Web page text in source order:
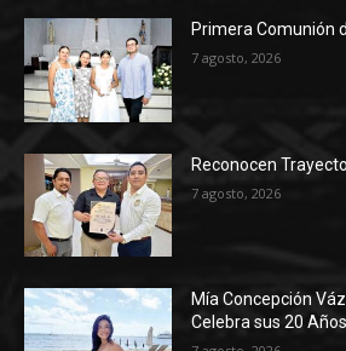
Primera Comunión
7 agosto, 2026
Reconocen
7 agosto, 2026
Mía Concepción
Celebra sus 20 Años